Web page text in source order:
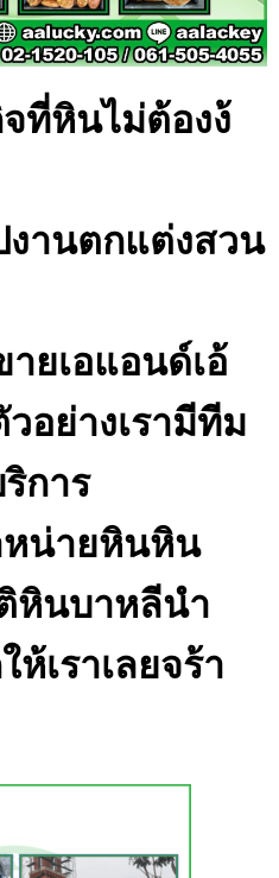
ที่หินไม่ต้องง้
านตกแต่งสวน
ยเอแอนด์เอ้
อย่างเรามีทีม
การ
น่ายหินหิน
หินบาหลีนำ
ห้เราเลยจร้า